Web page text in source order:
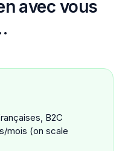
avec vous
B2C
mois (on scale